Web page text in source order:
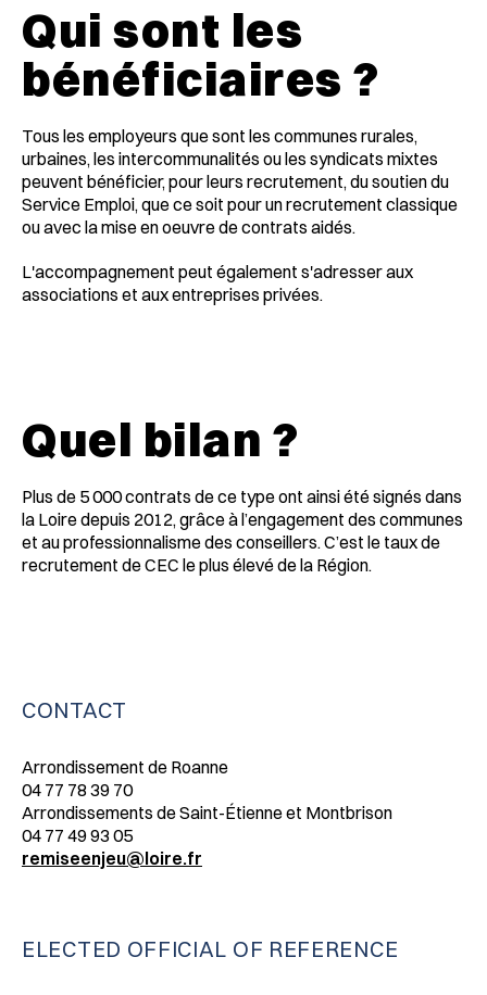
Qui sont les
bénéficiaires ?
Tous les employeurs que sont les communes rurales,
urbaines, les intercommunalités ou les syndicats mixtes
peuvent bénéficier, pour leurs recrutement, du soutien du
Service Emploi, que ce soit pour un recrutement classique
ou avec la mise en oeuvre de contrats aidés.
L'accompagnement peut également s'adresser aux
associations et aux entreprises privées.
Quel bilan ?
Plus de 5 000 contrats de ce type ont ainsi été signés dans
la Loire depuis 2012, grâce à l’engagement des communes
et au professionnalisme des conseillers. C’est le taux de
recrutement de CEC le plus élevé de la Région.
CONTACT
Arrondissement de Roanne
04 77 78 39 70
Arrondissements de Saint-Étienne et Montbrison
04 77 49 93 05
remiseenjeu@loire.fr
ELECTED OFFICIAL OF REFERENCE